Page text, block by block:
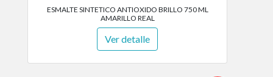
ESMALTE SINTETICO ANTIOXIDO BRILLO 750 ML
AMARILLO REAL
Ver detalle